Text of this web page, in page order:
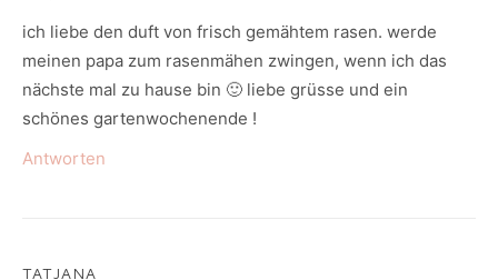
ich liebe den duft von frisch gemähtem rasen. werde
meinen papa zum rasenmähen zwingen, wenn ich das
nächste mal zu hause bin 🙂 liebe grüsse und ein
schönes gartenwochenende !
Antworten
TATJANA